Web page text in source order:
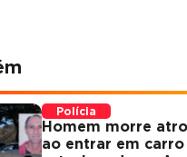
Polícia
Homem morre
ao entrar em carro